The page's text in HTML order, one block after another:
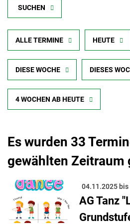
SUCHEN
ALLE TERMINE HEUTE
DIESE WOCHE DIESES
4 WOCHEN AB HEUTE
Es wurden 33
gewählten Zeitraum
04.11.2025
AG Tanz